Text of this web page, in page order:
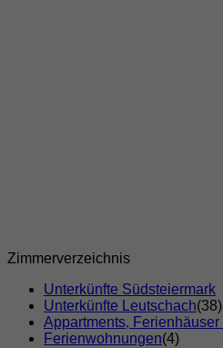
Zimmerverzeichnis
Unterkünfte Südsteiermark
Unterkünfte Leutschach(38)
Appartments,
Ferienwohnungen(4)